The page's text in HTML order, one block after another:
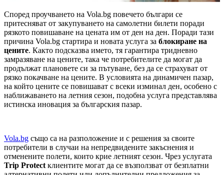
Според проучването на Vola.bg повечето българи се
притесняват от закупуването на самолетни билети поради
рязкото повишаване на цената им от ден на ден. Поради тази
причина Vola.bg стартира и новата услуга за блокиране на
цените. Както подсказва името, тя гарантира тридневно
замразяване на цените, така че потребителите да могат да
продължат плановете си за пътуване, без да се страхуват от
рязко покачване на цените. В условията на динамичен пазар,
на който цените се повишават с всеки изминал ден, особено с
наближаването на летния сезон, подобна услуга представлява
истинска иновация за българския пазар.
Vola.bg също са на разположение и с решения за своите
потребители в случаи на непредвидените закъснения и
отменените полети, които крие летният сезон. Чрез услугата
Trip Protect клиентите могат да се възползват от безплатни